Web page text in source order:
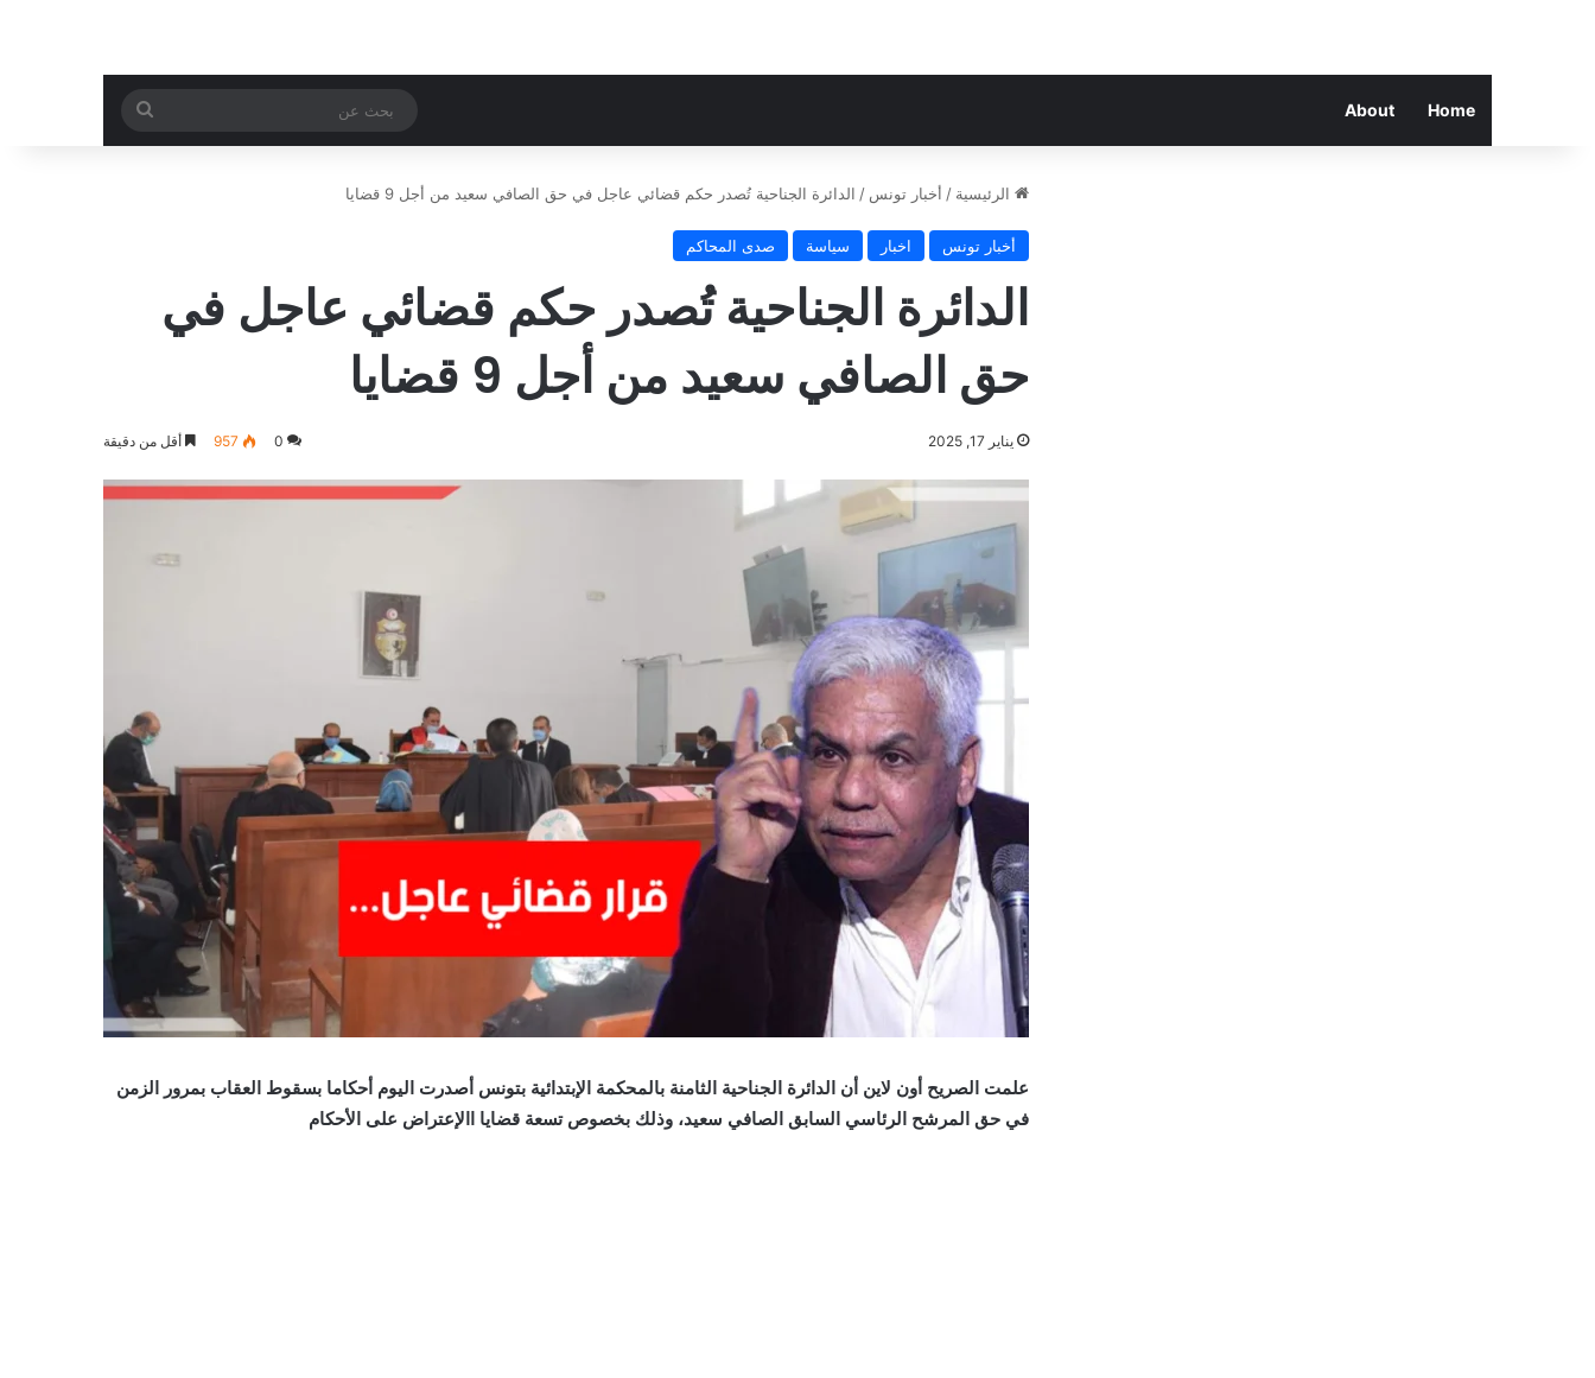
Home
About
بحث
عن
الرئيسية / أخبار تونس / الدائرة الجناحية تُصدر حكم قضائي عاجل في حق الصافي سعيد من أجل 9 قضايا
أخبار تونس اخبار سياسة صدى المحاكم
الدائرة الجناحية تُصدر حكم قضائي عاجل في
حق الصافي سعيد من أجل 9 قضايا
يناير 17, 2025 0
957 أقل من دقيقة
علمت الصريح أون لاين أن الدائرة الجناحية الثامنة بالمحكمة الإبتدائية بتونس أصدرت اليوم أحكاما بسقوط العقاب بمرور الزمن
في حق المرشح الرئاسي السابق الصافي سعيد، وذلك بخصوص تسعة قضايا االإعتراض على الأحكام